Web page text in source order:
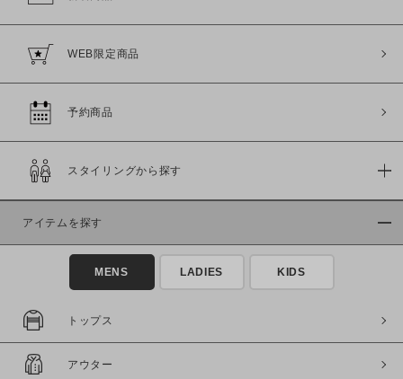
この条件で絞り込む
WEB限定商品
予約商品
スタイリングから探す
アイテムを探す
MENS LADIES KIDS
トップス
アウター